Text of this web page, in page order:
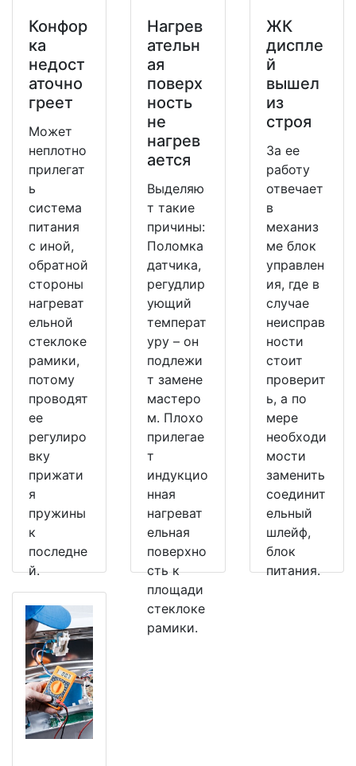
Конфор
ка
недост
аточно
греет
Может
неплотно
прилегат
ь
система
питания
с иной,
обратной
стороны
нагреват
ельной
стеклоке
рамики,
потому
проводят
ее
регулиро
вку
прижати
я
пружины
к
последне
й.
Нагрев
ательн
ая
поверх
ность
не
нагрев
ается
Выделяю
т такие
причины:
Поломка
датчика,
регудлир
ующий
температ
уру – он
подлежи
т замене
мастеро
м. Плохо
прилегае
т
индукцио
нная
нагреват
ельная
поверхно
сть к
площади
стеклоке
рамики.
ЖК
диспле
й
вышел
из
строя
За ее
работу
отвечает
в
механиз
ме блок
управлен
ия, где в
случае
неисправ
ности
стоит
проверит
ь, а по
мере
необходи
мости
заменить
соединит
ельный
шлейф,
блок
питания.